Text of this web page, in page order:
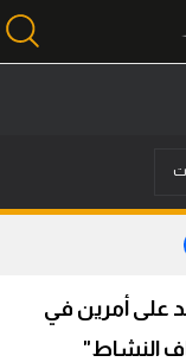
على أمرين في
النشاط"